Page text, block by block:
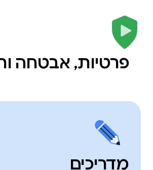
פרטיות, אבטחה
מדריכים